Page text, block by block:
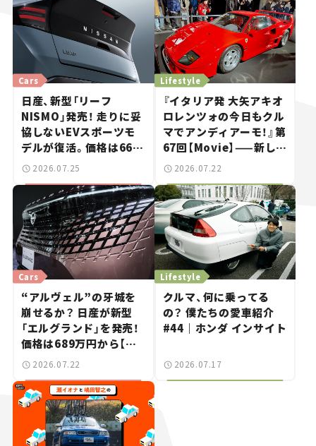
Cars
日産、新型「リーフ
NISMO」発売！ 走りに妥
協しないEVスポーツモ
デルが復活。価格は660
万円から【新車ニュース】
2026.07.25
Lifestyle
『イタリア発 大矢アキオ
ロレンツォの今日もクル
マでアンディアーモ！』第
67回【Movie】——新しい
スーパーカーショーで起
2026.07.22
Cars
“アルヴェル”の牙城を
崩せるか？ 日産が新型
「エルグランド」を発売！
価格は689万円から【新
車ニュース】
2026.07.22
Lifestyle
クルマ、何に乗ってる
の？ 僕たちの愛車紹介
#44｜ホンダ インサイト
2026.07.17